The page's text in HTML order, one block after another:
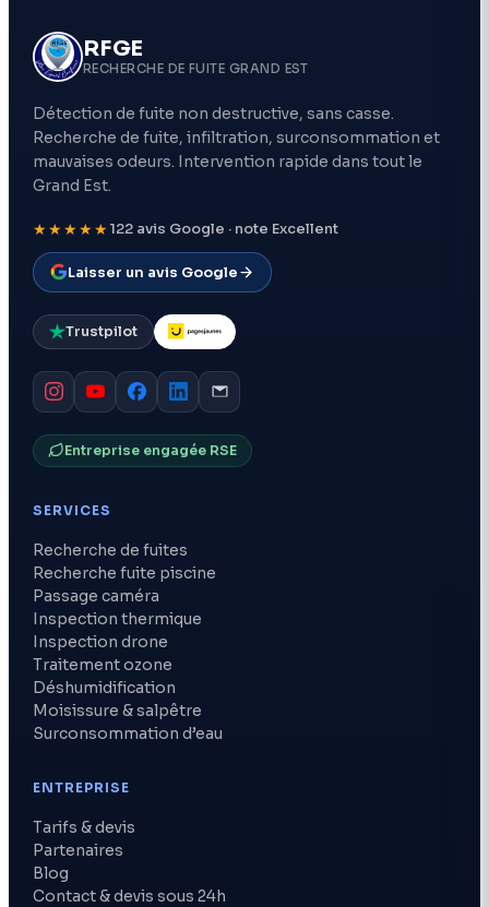
RFGE
RECHERCHE DE FUITE GRAND EST
Détection de fuite non destructive, sans casse.
Recherche de fuite, infiltration, surconsommation et
mauvaises odeurs. Intervention rapide dans tout le
Grand Est.
★★★★★122 avis Google · note Excellent
Laisser un avis Google
Trustpilot
Entreprise engagée RSE
SERVICES
Recherche de fuites
Recherche fuite piscine
Passage caméra
Inspection thermique
Inspection drone
Traitement ozone
Déshumidification
Moisissure & salpêtre
Surconsommation d’eau
ENTREPRISE
Tarifs & devis
Partenaires
Blog
Contact & devis sous 24h